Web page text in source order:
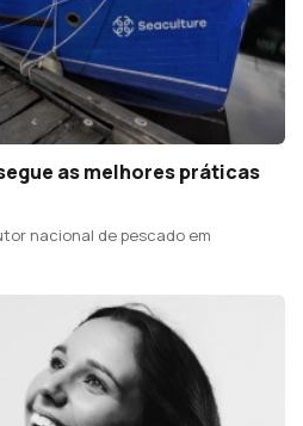
as melhores práticas